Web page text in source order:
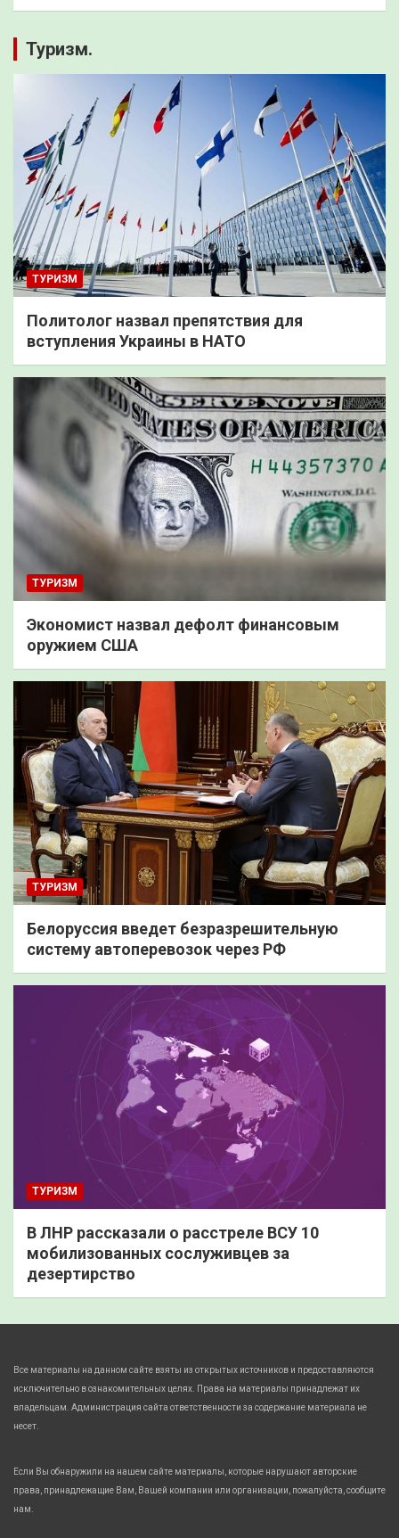
Туризм.
ТУРИЗМ
Политолог назвал препятствия для
вступления Украины в НАТО
ТУРИЗМ
Экономист назвал дефолт финансовым
оружием США
ТУРИЗМ
Белоруссия введет безразрешительную
систему автоперевозок через РФ
ТУРИЗМ
В ЛНР рассказали о расстреле ВСУ 10
мобилизованных сослуживцев за
дезертирство
Все материалы на данном сайте взяты из открытых источников и предоставляются
исключительно в ознакомительных целях. Права на материалы принадлежат их
владельцам. Администрация сайта ответственности за содержание материала не
несет.
Если Вы обнаружили на нашем сайте материалы, которые нарушают авторские
права, принадлежащие Вам, Вашей компании или организации, пожалуйста, сообщите
нам.